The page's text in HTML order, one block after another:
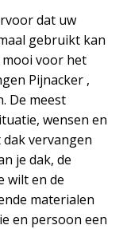
dat uw
gebruikt kan
voor het
Pijnacker ,
De meest
wensen en
vervangen
je dak, de
wilt en de
materialen
en persoon een